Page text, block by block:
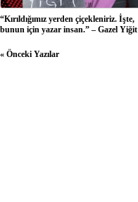
“Kırıldığımız yerden çiçekleniriz. İşte,
bunun için yazar insan.” – Gazel Yiğit
« Önceki Yazılar